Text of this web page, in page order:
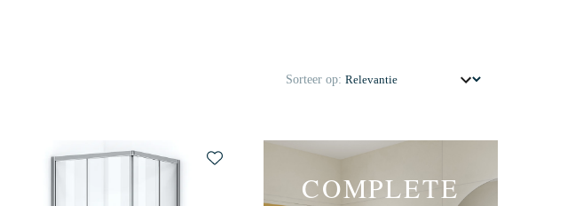
Sorteer op:
COMPLETE